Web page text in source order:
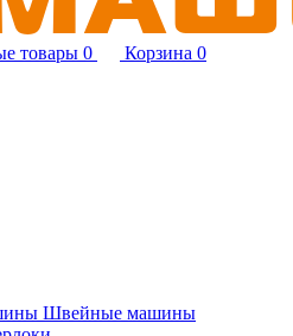
товары 0 Корзина 0
Швейные машины